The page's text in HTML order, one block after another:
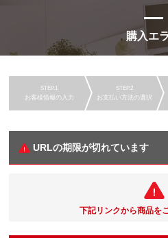
購入エ
お客様情報の入力 お支払い方法の選択
URLの期限が切れています
下記リンクから商品を